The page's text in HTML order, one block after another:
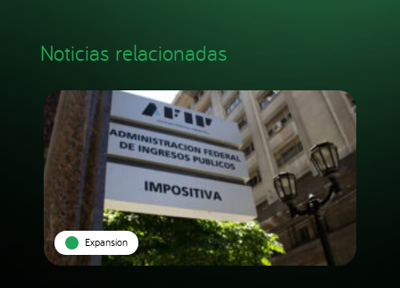
Noticias relacionadas
Expansion